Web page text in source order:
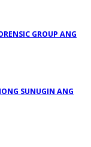
GROUP ANG
SUNUGIN ANG